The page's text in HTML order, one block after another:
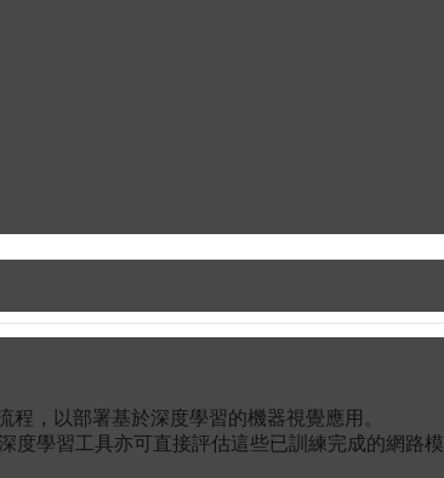
，以部署基於深度學習的機器視覺應用。
學習工具亦可直接評估這些已訓練完成的網路模